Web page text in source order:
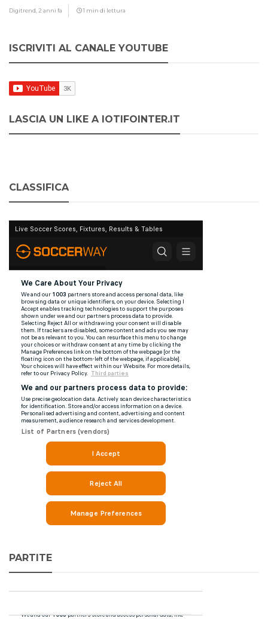
Digitrend,2 anni fa 1 min di lettura
ISCRIVITI AL CANALE YOUTUBE
LASCIA UN LIKE A IOTIFOINTER.IT
CLASSIFICA
PARTITE